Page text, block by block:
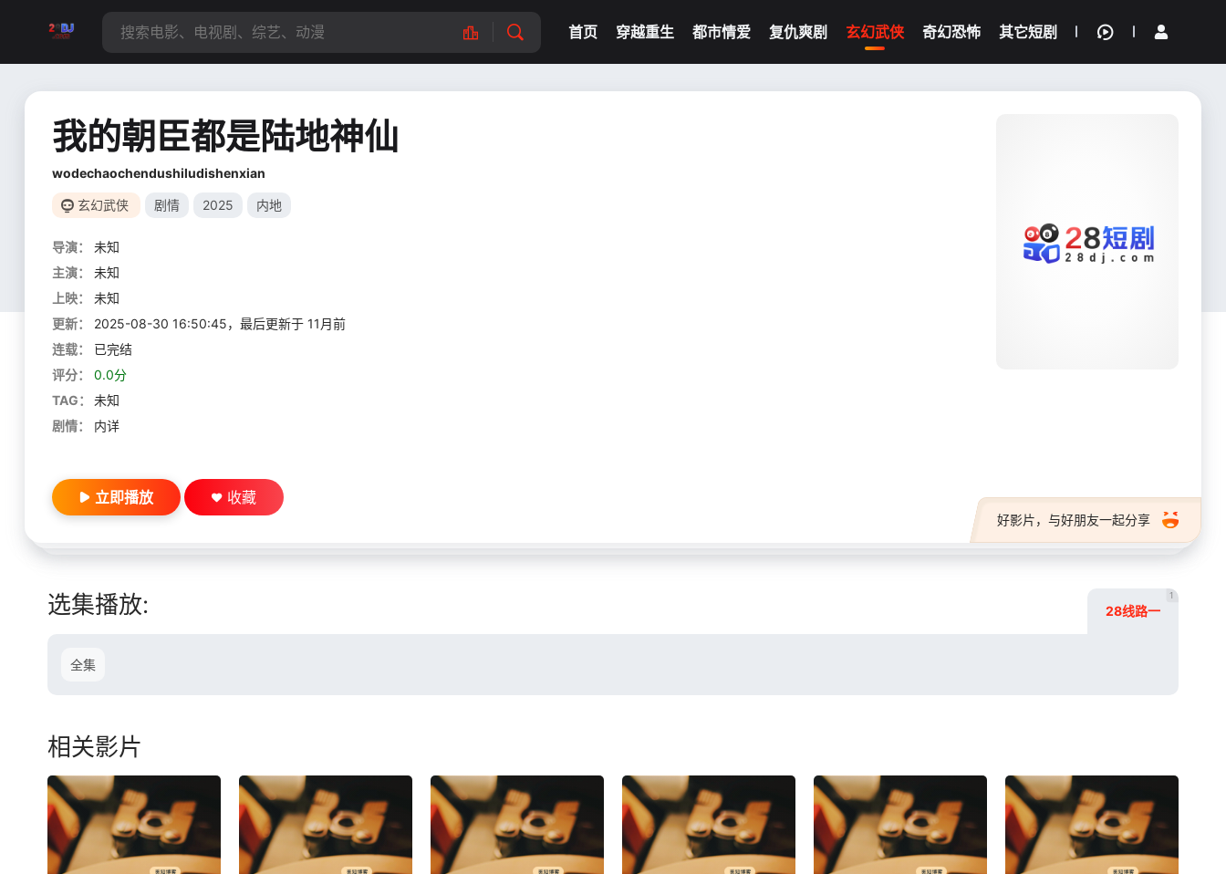
首页 穿越重生 都市情爱 复仇爽剧 玄幻武侠 奇幻恐怖 其它短剧
我的观影记录
我的朝臣都是陆地神仙
wodechaochendushiludishenxian
玄幻武侠 剧情 2025 内地
导演：
未知
主演：
未知
上映：
未知
更新：
2025-08-30 16:50:45，最后更新于 11月前
连载：
已完结
评分：
0.0分
TAG：
未知
剧情：
内详
好影片，与好朋友一起分享
立即播放 收藏
选集播放: 28线路一
1
全集
相关影片